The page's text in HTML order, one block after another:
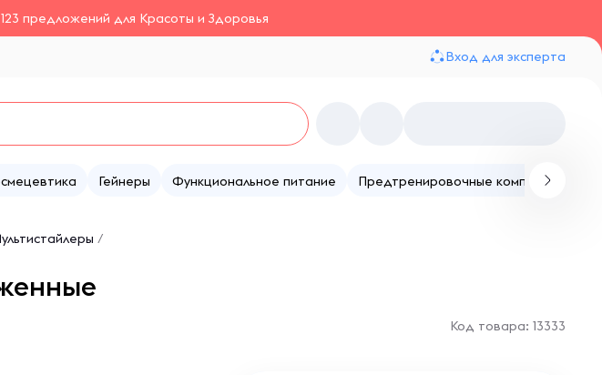
предложений для Красоты и Здоровья
Вход для эксперта
Гейнеры Функциональное питание Предтренировочные комплексы
/
Код товара: 13333